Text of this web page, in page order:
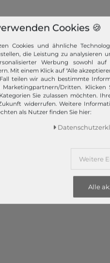
Informationen
Kontakt
Rücksendung
Rückrufservice
Hilfe & FAQ
Zahlung und Versand
Cookies 🍪
Cookies und ähnliche
die Leistung zu analysieren
Werbung sowohl
Mit einem Klick auf "Alle
teilen wir auch bestimmte
Marketingpartnern/Dritten. Klicken
Sie zulassen möchten.
widerrufen. Weitere
als Nutzer finden Sie hier:
Weitere
Alle